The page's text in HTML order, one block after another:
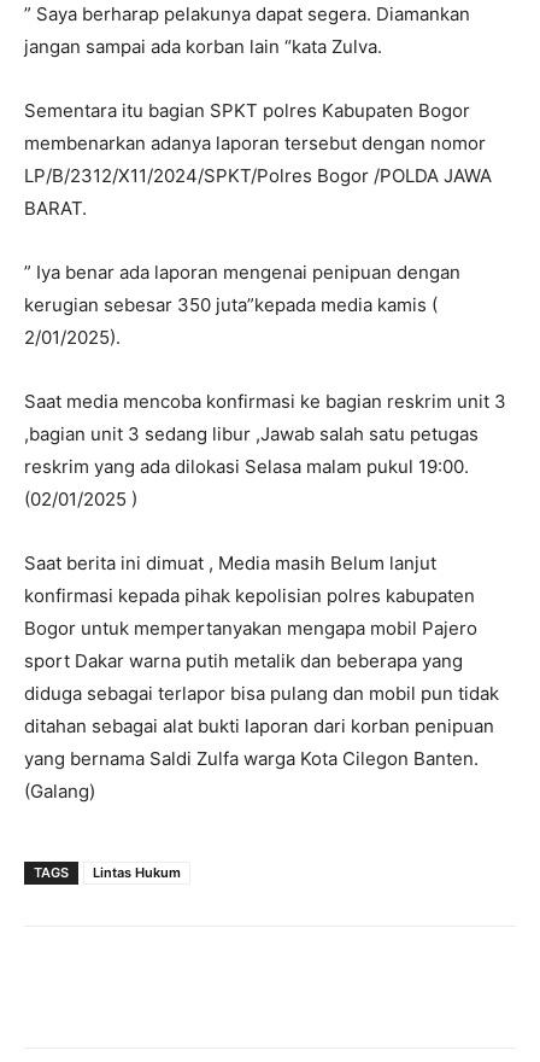
” Saya berharap pelakunya dapat segera. Diamankan
jangan sampai ada korban lain “kata Zulva.
Sementara itu bagian SPKT polres Kabupaten Bogor
membenarkan adanya laporan tersebut dengan nomor
LP/B/2312/X11/2024/SPKT/Polres Bogor /POLDA JAWA
BARAT.
” Iya benar ada laporan mengenai penipuan dengan
kerugian sebesar 350 juta”kepada media kamis (
2/01/2025).
Saat media mencoba konfirmasi ke bagian reskrim unit 3
,bagian unit 3 sedang libur ,Jawab salah satu petugas
reskrim yang ada dilokasi Selasa malam pukul 19:00.
(02/01/2025 )
Saat berita ini dimuat , Media masih Belum lanjut
konfirmasi kepada pihak kepolisian polres kabupaten
Bogor untuk mempertanyakan mengapa mobil Pajero
sport Dakar warna putih metalik dan beberapa yang
diduga sebagai terlapor bisa pulang dan mobil pun tidak
ditahan sebagai alat bukti laporan dari korban penipuan
yang bernama Saldi Zulfa warga Kota Cilegon Banten.
(Galang)
TAGS Lintas Hukum